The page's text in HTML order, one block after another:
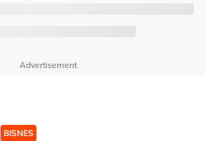
Advertisement
BISNES